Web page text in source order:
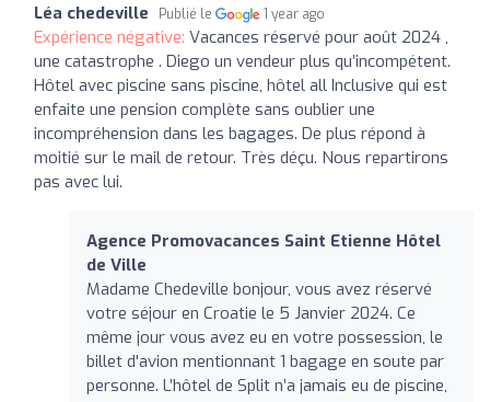
Léa chedeville Publié le 1 year ago
Expérience négative: Vacances réservé pour août 2024 ,
une catastrophe . Diego un vendeur plus qu’incompétent.
Hôtel avec piscine sans piscine, hôtel all Inclusive qui est
enfaite une pension complète sans oublier une
incompréhension dans les bagages. De plus répond à
moitié sur le mail de retour. Très déçu. Nous repartirons
pas avec lui.
Agence Promovacances Saint Etienne Hôtel
de Ville
Madame Chedeville bonjour, vous avez réservé
votre séjour en Croatie le 5 Janvier 2024. Ce
même jour vous avez eu en votre possession, le
billet d'avion mentionnant 1 bagage en soute par
personne. L’hôtel de Split n’a jamais eu de piscine,